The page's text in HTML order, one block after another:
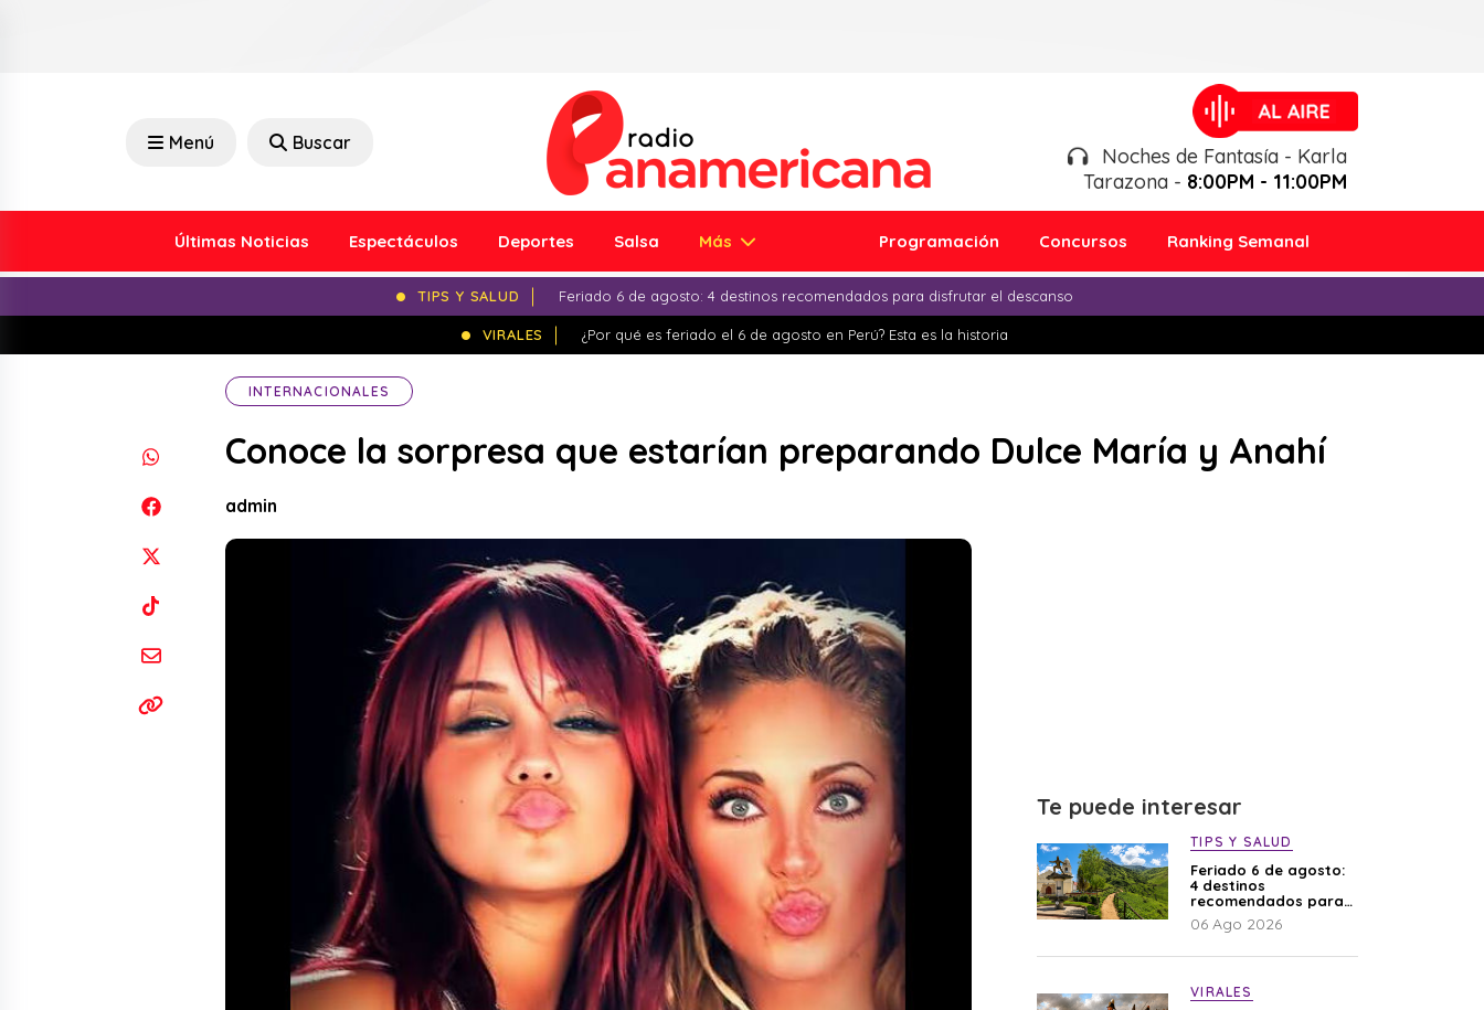
Menú Buscar
Noches de Fantasía - Karla
Tarazona - 8:00PM - 11:00PM
Últimas Noticias Espectáculos Deportes Salsa Más Programación Concursos Ranking Semanal
TIPS Y SALUD Feriado 6 de agosto: 4 destinos recomendados para disfrutar el descanso
VIRALES ¿Por qué es feriado el 6 de agosto en Perú? Esta es la historia
INTERNACIONALES
Conoce la sorpresa que estarían preparando Dulce María y Anahí
admin
Te puede interesar
TIPS Y SALUD
Feriado 6 de agosto:
4 destinos
recomendados para
disfrutar el descanso
06 Ago 2026
VIRALES